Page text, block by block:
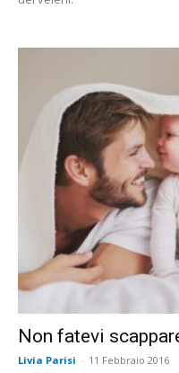
Non fatevi
Livia Parisi - 11 Febbraio 2016